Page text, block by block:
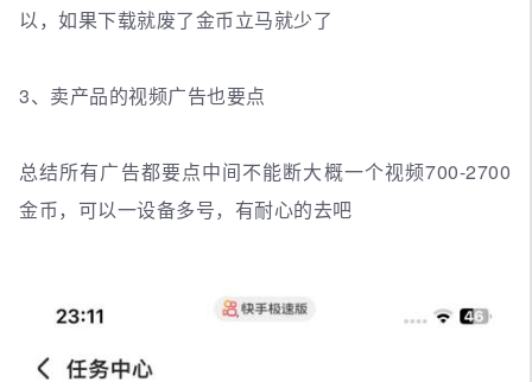
以，如果下载就废了金币立马就少了
3、卖产品的视频广告也要点
总结所有广告都要点中间不能断大概一个视频700-2700
金币，可以一设备多号，有耐心的去吧